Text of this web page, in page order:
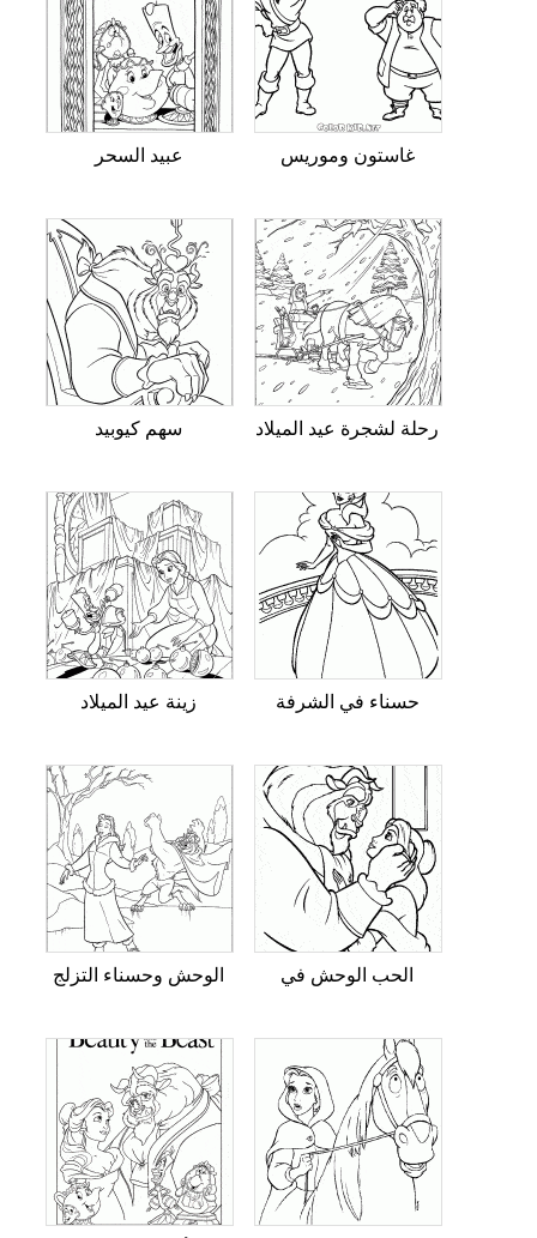
عبيد السحر غاستون وموريس
سهم كيوبيد رحلة لشجرة عيد الميلاد
زينة عيد الميلاد حسناء في الشرفة
الوحش وحسناء التزلج الحب الوحش في